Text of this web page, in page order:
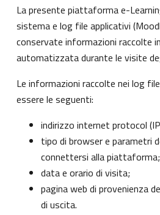
La presente piattaforma e-
sistema e log file applicativi
conservate informazioni raccolte
automatizzata durante le visite
Le informazioni raccolte nei log
essere le seguenti:
indirizzo internet protocol
tipo di browser e parametri
connettersi alla piattaforma;
data e orario di visita;
pagina web di provenienza
di uscita.